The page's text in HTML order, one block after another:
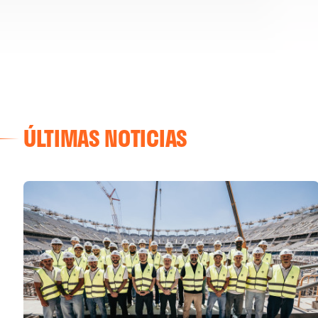
ÚLTIMAS NOTICIAS